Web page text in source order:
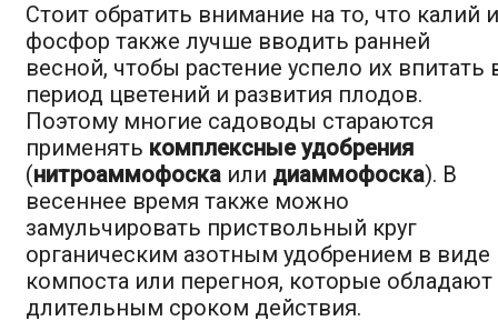
Стоит обратить внимание на то, что калий и
фосфор также лучше вводить ранней
весной, чтобы растение успело их впитать
период цветений и развития плодов.
Поэтому многие садоводы стараются
применять комплексные удобрения
(нитроаммофоска или диаммофоска). В
весеннее время также можно
замульчировать приствольный круг
органическим азотным удобрением в виде
компоста или перегноя, которые обладают
длительным сроком действия.